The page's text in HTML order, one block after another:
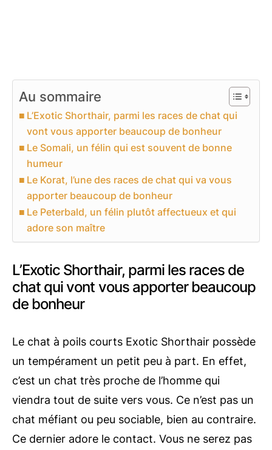
Au sommaire
L’Exotic Shorthair, parmi les races de chat qui
vont vous apporter beaucoup de bonheur
Le Somali, un félin qui est souvent de bonne
humeur
Le Korat, l’une des races de chat qui va vous
apporter beaucoup de bonheur
Le Peterbald, un félin plutôt affectueux et qui
adore son maître
L’Exotic Shorthair, parmi les races de
chat qui vont vous apporter beaucoup
de bonheur
Le chat à poils courts Exotic Shorthair possède
un tempérament un petit peu à part. En effet,
c’est un chat très proche de l’homme qui
viendra tout de suite vers vous. Ce n’est pas un
chat méfiant ou peu sociable, bien au contraire.
Ce dernier adore le contact. Vous ne serez pas